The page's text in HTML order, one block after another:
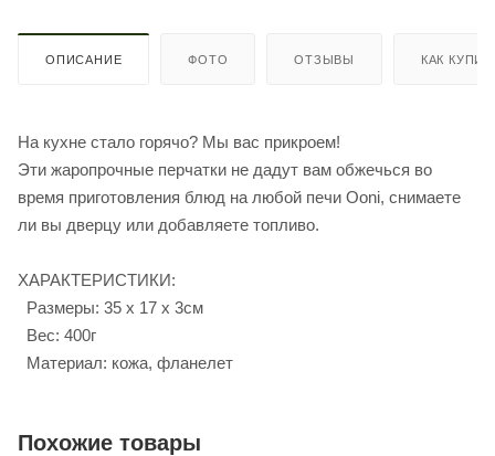
ОПИСАНИЕ ФОТО ОТЗЫВЫ КАК
На кухне стало горячо? Мы вас прикроем!
Эти жаропрочные перчатки не дадут вам обжечься во
время приготовления блюд на любой печи Ooni, снимаете
ли вы дверцу или добавляете топливо.
ХАРАКТЕРИСТИКИ:
Размеры: 35 x 17 x 3см
Вес: 400г
Материал: кожа, фланелет
Похожие товары